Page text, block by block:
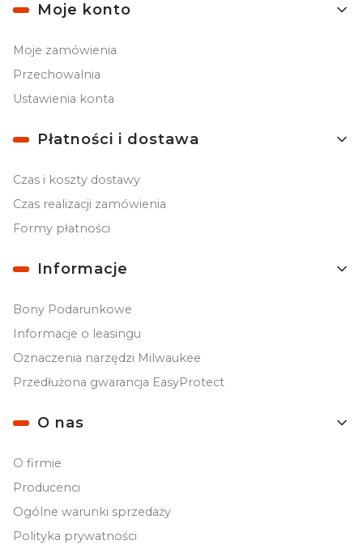
Moje konto
Moje zamówienia
Przechowalnia
Ustawienia konta
Płatności i dostawa
Czas i koszty dostawy
Czas realizacji zamówienia
Formy płatności
Informacje
Bony Podarunkowe
Informacje o leasingu
Oznaczenia narzędzi Milwaukee
Przedłużona gwarancja EasyProtect
O nas
O firmie
Producenci
Ogólne warunki sprzedaży
Polityka prywatności